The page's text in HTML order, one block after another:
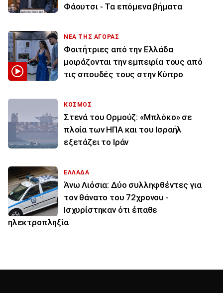
Φάουτσι - Τα επόμενα βήματα
ΝΕΑ ΤΗΣ ΑΓΟΡΑΣ
Φοιτήτριες από την Ελλάδα
μοιράζονται την εμπειρία τους από
τις σπουδές τους στην Κύπρο
ΚΟΣΜΟΣ
Στενά του Ορμούζ: «Μπλόκο» σε
πλοία των ΗΠΑ και του Ισραήλ
εξετάζει το Ιράν
ΕΛΛΑΔΑ
Άνω Λιόσια: Δύο συλληφθέντες για
τον θάνατο του 72χρονου -
Ισχυρίστηκαν ότι έπαθε
ηλεκτροπληξία